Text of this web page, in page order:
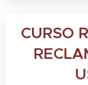
CURSO